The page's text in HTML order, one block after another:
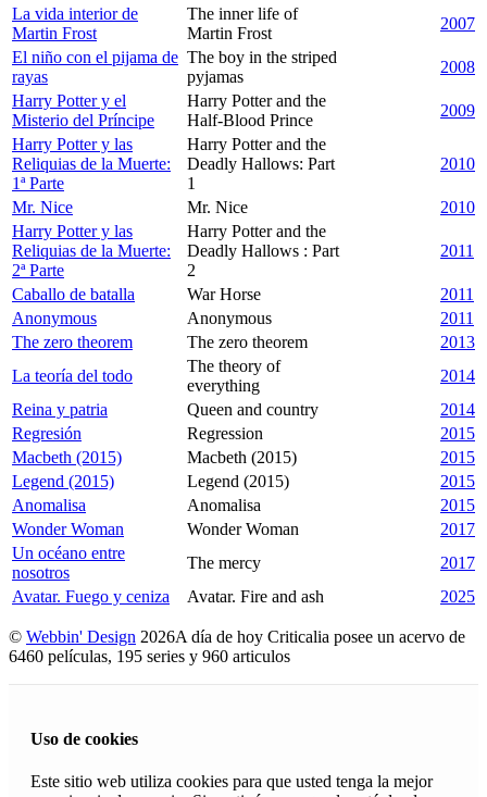
La vida interior de
Martin Frost
The inner life of
Martin Frost
2007
El niño con el pijama de
rayas
The boy in the striped
pyjamas
2008
Harry Potter y el
Misterio del Príncipe
Harry Potter and the
Half-Blood Prince
2009
Harry Potter y las
Reliquias de la Muerte:
1ª Parte
Harry Potter and the
Deadly Hallows: Part
1
2010
Mr. Nice Mr. Nice
2010
Harry Potter y las
Reliquias de la Muerte:
2ª Parte
Harry Potter and the
Deadly Hallows : Part
2
2011
Caballo de batalla War Horse
2011
Anonymous
Anonymous
2011
The zero theorem
The zero theorem
2013
La teoría del todo
The theory of
everything
2014
Reina y patria
Queen and country
2014
Regresión
Regression
2015
Macbeth (2015)
Macbeth (2015)
2015
Legend (2015)
Legend (2015)
2015
Anomalisa
Anomalisa
2015
Wonder Woman
Wonder Woman
2017
Un océano entre
nosotros
The mercy
2017
Avatar. Fuego y ceniza
Avatar. Fire and ash 2025
© Webbin' Design 2026A día de hoy Criticalia posee un acervo de
6460 películas, 195 series y 960 articulos
Uso de cookies
Este sitio web utiliza cookies para que usted tenga la mejor